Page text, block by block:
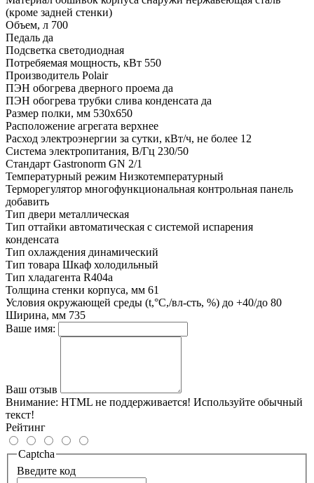
(кроме задней стенки)
Объем, л 700
Педаль да
Подсветка светодиодная
Потребяемая мощность, кВт 550
Производитель Polair
ПЭН обогрева дверного проема да
ПЭН обогрева трубки слива конденсата да
Размер полки, мм 530x650
Расположение агрегата верхнее
Расход электроэнергии за сутки, кВт/ч, не более 12
Система электропитания, В/Гц 230/50
Стандарт Gastronorm GN 2/1
Температурный режим Низкотемпературный
Терморегулятор многофункциональная контрольная панель
добавить
Тип двери металлическая
Тип оттайки автоматическая с системой испарения
конденсата
Тип охлаждения динамический
Тип товара Шкаф холодильный
Тип хладагента R404a
Толщина стенки корпуса, мм 61
Условия окружающей среды (t,°C,/вл-сть, %) до +40/до 80
Ширина, мм 735
Ваше имя:
Ваш отзыв
Внимание: HTML не поддерживается! Используйте обычный
текст!
Рейтинг
Captcha
Введите код